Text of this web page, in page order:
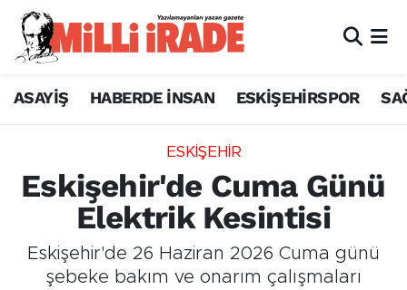
ASAYİŞ HABERDE İNSAN ESKİŞEHİRSPOR
ESKİŞEHİR
Eskişehir'de Cuma Günü
Elektrik Kesintisi
Eskişehir'de 26 Haziran 2026 Cuma günü
şebeke bakım ve onarım çalışmaları